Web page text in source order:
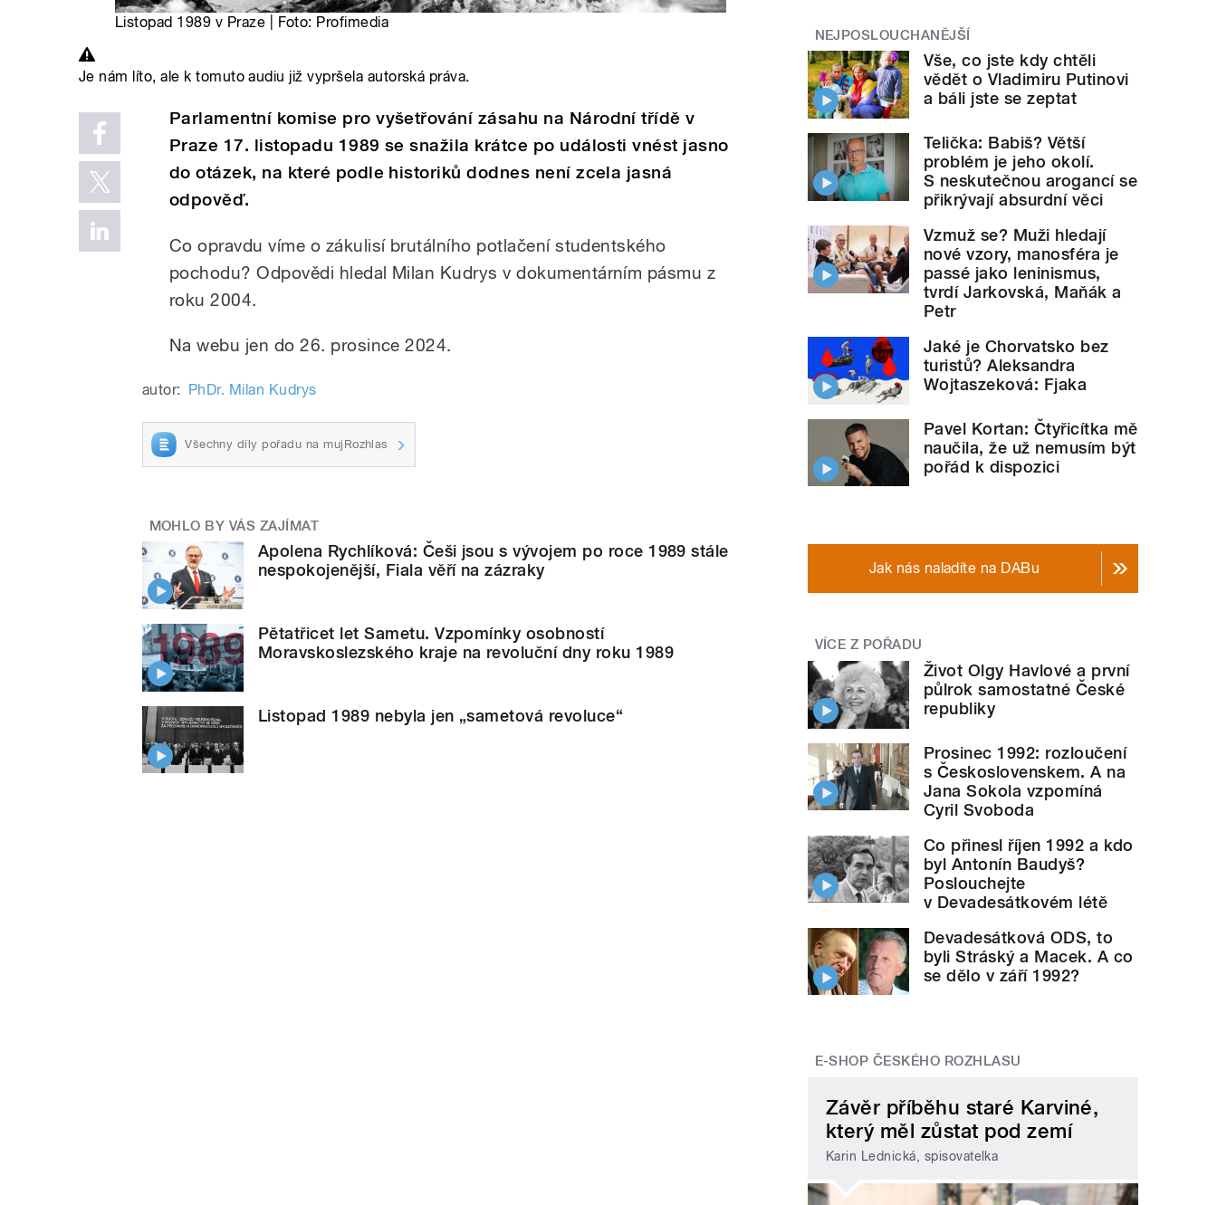
Listopad 1989 v Praze | Foto: Profimedia
Je nám líto, ale k tomuto audiu již vypršela autorská práva.
Parlamentní komise pro vyšetřování zásahu na Národní třídě v
Praze 17. listopadu 1989 se snažila krátce po události vnést jasno
do otázek, na které podle historiků dodnes není zcela jasná
odpověď.
Co opravdu víme o zákulisí brutálního potlačení studentského
pochodu? Odpovědi hledal Milan Kudrys v dokumentárním pásmu z
roku 2004.
Na webu jen do 26. prosince 2024.
autor: PhDr. Milan Kudrys
Všechny díly pořadu na mujRozhlas
MOHLO BY VÁS ZAJÍMAT
Apolena Rychlíková: Češi jsou s vývojem po roce 1989 stále
nespokojenější, Fiala věří na zázraky
Pětatřicet let Sametu. Vzpomínky osobností
Moravskoslezského kraje na revoluční dny roku 1989
Listopad 1989 nebyla jen „sametová revoluce“
NEJPOSLOUCHANĚJŠÍ
Vše, co jste kdy chtěli
vědět o Vladimiru Putinovi
a báli jste se zeptat
Telička: Babiš? Větší
problém je jeho okolí.
S neskutečnou arogancí se
přikrývají absurdní věci
Vzmuž se? Muži hledají
nové vzory, manosféra je
passé jako leninismus,
tvrdí Jarkovská, Maňák a
Petr
Jaké je Chorvatsko bez
turistů? Aleksandra
Wojtaszeková: Fjaka
Pavel Kortan: Čtyřicítka mě
naučila, že už nemusím být
pořád k dispozici
Jak nás naladíte na DABu
VÍCE Z POŘADU
Život Olgy Havlové a první
půlrok samostatné České
republiky
Prosinec 1992: rozloučení
s Československem. A na
Jana Sokola vzpomíná
Cyril Svoboda
Co přinesl říjen 1992 a kdo
byl Antonín Baudyš?
Poslouchejte
v Devadesátkovém létě
Devadesátková ODS, to
byli Stráský a Macek. A co
se dělo v září 1992?
E-SHOP ČESKÉHO ROZHLASU
Závěr příběhu staré Karviné,
který měl zůstat pod zemí
Karin Lednická, spisovatelka